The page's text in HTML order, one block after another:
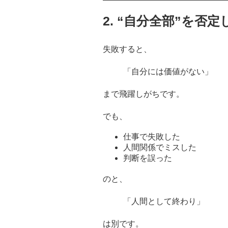
2. “自分全部”を否定
失敗すると、
「自分には価値がない」
まで飛躍しがちです。
でも、
仕事で失敗した
人間関係でミスした
判断を誤った
のと、
「人間として終わり」
は別です。